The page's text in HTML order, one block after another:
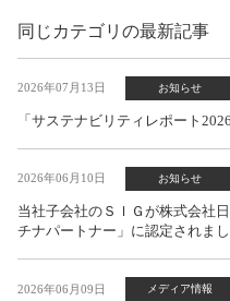
同じカテゴリの最新記事
2026年07月13日 お知らせ
「サステナビリティレポート
2026年06月10日 お知らせ
当社子会社のＳＩＧが株式会社
チナパートナー」に認定されまし
2026年06月09日 メディア情報